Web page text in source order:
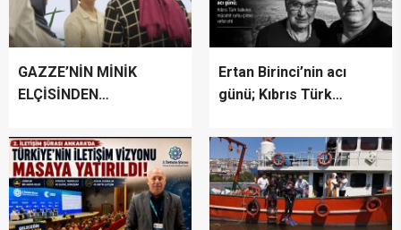
GAZZE’NİN MİNİK
ELÇİSİNDEN
DUYGUSAL MESAJ:
“BURASI BENİM İKİNCİ
EVİM”
Ertan Birinci’nin acı
günü; Kıbrıs Türk
çınarı vefat etti